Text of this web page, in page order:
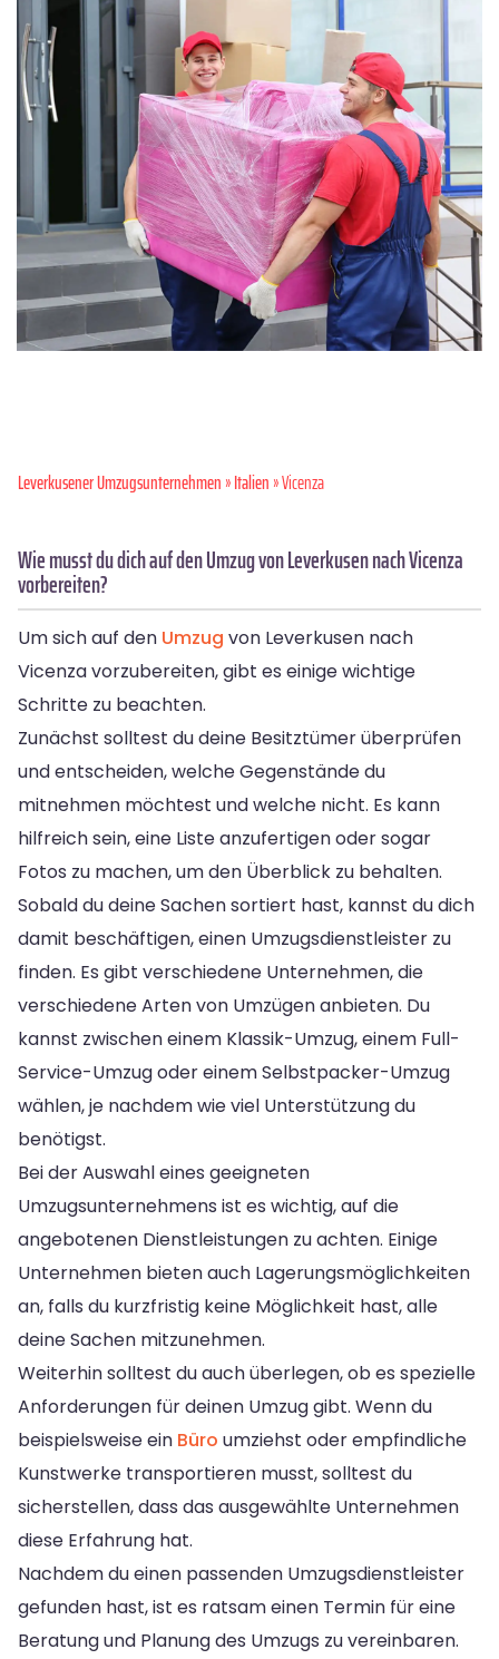
Leverkusener Umzugsunternehmen»Italien» Vicenza
Wie musst du dich auf den Umzug von Leverkusen nach Vicenza
vorbereiten?
Um sich auf den Umzug von Leverkusen nach
Vicenza vorzubereiten, gibt es einige wichtige
Schritte zu beachten.
Zunächst solltest du deine Besitztümer überprüfen
und entscheiden, welche Gegenstände du
mitnehmen möchtest und welche nicht. Es kann
hilfreich sein, eine Liste anzufertigen oder sogar
Fotos zu machen, um den Überblick zu behalten.
Sobald du deine Sachen sortiert hast, kannst du dich
damit beschäftigen, einen Umzugsdienstleister zu
finden. Es gibt verschiedene Unternehmen, die
verschiedene Arten von Umzügen anbieten. Du
kannst zwischen einem Klassik-Umzug, einem Full-
Service-Umzug oder einem Selbstpacker-Umzug
wählen, je nachdem wie viel Unterstützung du
benötigst.
Bei der Auswahl eines geeigneten
Umzugsunternehmens ist es wichtig, auf die
angebotenen Dienstleistungen zu achten. Einige
Unternehmen bieten auch Lagerungsmöglichkeiten
an, falls du kurzfristig keine Möglichkeit hast, alle
deine Sachen mitzunehmen.
Weiterhin solltest du auch überlegen, ob es spezielle
Anforderungen für deinen Umzug gibt. Wenn du
beispielsweise ein Büro umziehst oder empfindliche
Kunstwerke transportieren musst, solltest du
sicherstellen, dass das ausgewählte Unternehmen
diese Erfahrung hat.
Nachdem du einen passenden Umzugsdienstleister
gefunden hast, ist es ratsam einen Termin für eine
Beratung und Planung des Umzugs zu vereinbaren.